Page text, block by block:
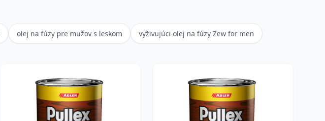
olej na fúzy pre mužov s leskom vyživujúci olej na fúzy Zew for men